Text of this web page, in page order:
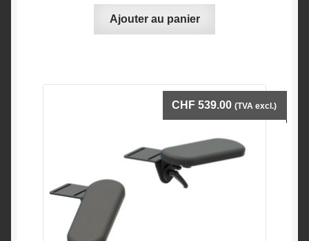
Ajouter au panier
CHF 539.00 (TVA excl.)